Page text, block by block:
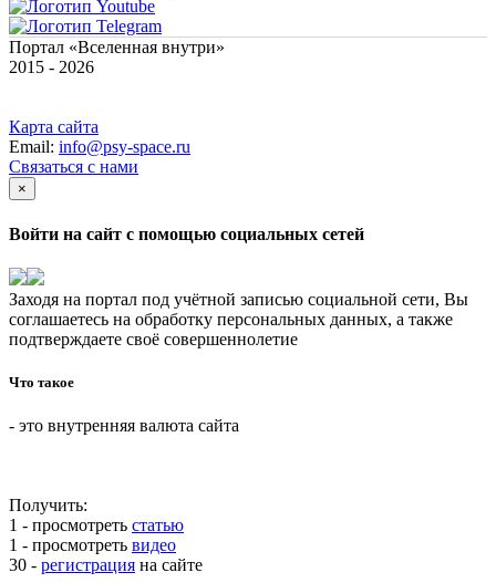
Портал «Вселенная внутри»
2015 - 2026
Карта сайта
Email: info@psy-space.ru
Связаться с нами
×
Войти на сайт с помощью социальных сетей
Заходя на портал под учётной записью социальной сети, Вы
соглашаетесь на обработку персональных данных, а также
подтверждаете своё совершеннолетие
Что такое
- это внутренняя валюта сайта
Получить:
1 - просмотреть статью
1 - просмотреть видео
30 - регистрация на сайте